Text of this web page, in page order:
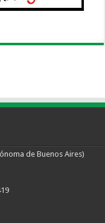
de Buenos Aires)